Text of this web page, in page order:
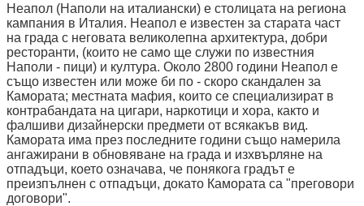
Неапол (Наполи на италиански) е столицата на региона
кампания в Италия. Неапол е известен за старата част
на града с неговата великолепна архитектура, добри
ресторанти, (които не само ще служи по известния
Наполи - пици) и култура. Около 2800 години Неапол е
също известен или може би по - скоро скандален за
Камората; местната мафия, които се специализират в
контрабандата на цигари, наркотици и хора, както и
фалшиви дизайнерски предмети от всякакъв вид.
Камората има през последните години също намерила
ангажирани в обновяване на града и изхвърляне на
отпадъци, което означава, че понякога градът е
преизпълнен с отпадъци, докато Камората са "преговори
договори".